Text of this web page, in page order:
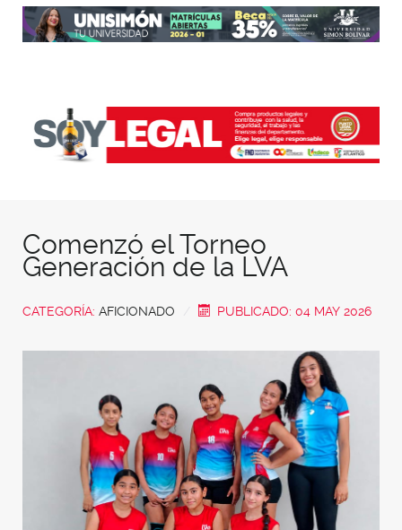
Comenzó el Torneo
Generación de la LVA
CATEGORÍA: AFICIONADO PUBLICADO: 04 MAY 2026